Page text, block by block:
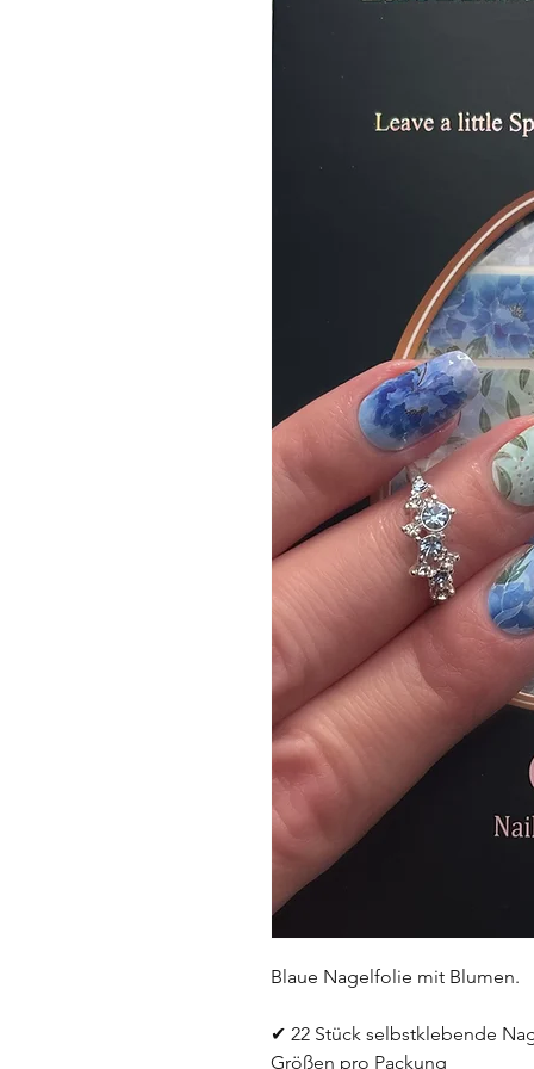
Blaue Nagelfolie mit Blumen.
✔ 22 Stück selbstklebende
Größen pro Packung